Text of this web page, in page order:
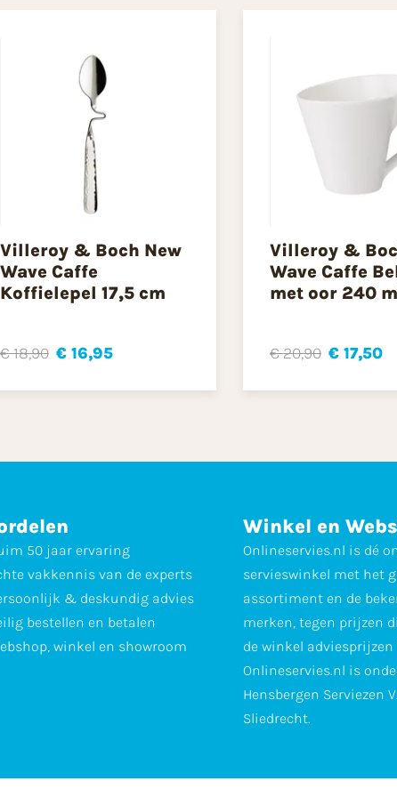
Villeroy & Boch New
Wave Caffe
Koffielepel 17,5 cm
€ 18,90 € 16,95
Villeroy &
Wave Caffe
met oor 240
€ 20,90 € 17,50
50 jaar ervaring
vakkennis van de experts
& deskundig advies
bestellen en betalen
winkel en showroom
Winkel en
Onlineservies.nl is dé
servieswinkel met het
assortiment en de
merken, tegen prijzen
de winkel adviesprijzen
Onlineservies.nl is
Hensbergen Serviezen
Sliedrecht.